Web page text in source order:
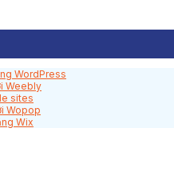
WordPress
Weebly
sites
Wopop
Wix